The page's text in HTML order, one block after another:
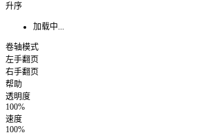
升序
加载中...
卷轴模式
左手翻页
右手翻页
帮助
透明度
100%
速度
100%